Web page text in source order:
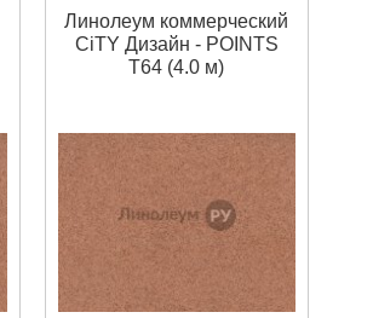
Линолеум коммерческий
CiTY Дизайн - POINTS
T64 (4.0 м)